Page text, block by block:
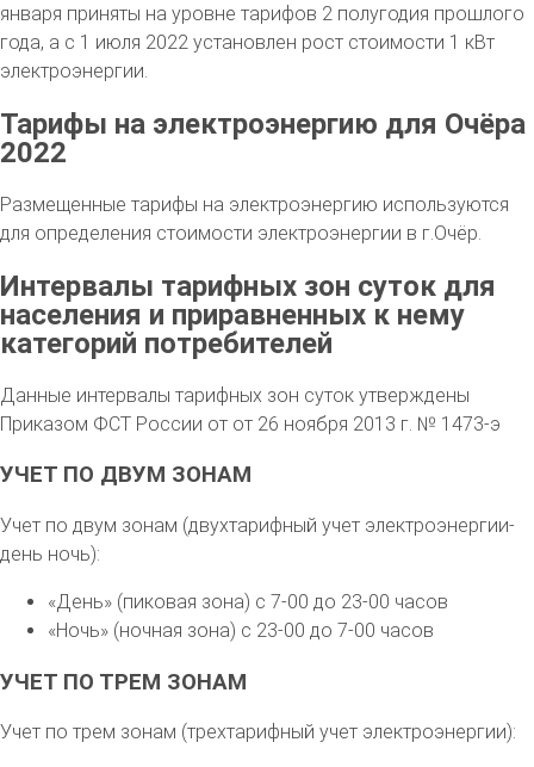
января приняты на уровне тарифов 2 полугодия прошлого
года, а с 1 июля 2022 установлен рост стоимости 1 кВт
электроэнергии.
Тарифы на электроэнергию для Очёра
2022
Размещенные тарифы на электроэнергию используются
для определения стоимости электроэнергии в г.Очёр.
Интервалы тарифных зон суток для
населения и приравненных к нему
категорий потребителей
Данные интервалы тарифных зон суток утверждены
Приказом ФСТ России от от 26 ноября 2013 г. № 1473-э
УЧЕТ ПО ДВУМ ЗОНАМ
Учет по двум зонам (двухтарифный учет электроэнергии-
день ночь):
«День» (пиковая зона) с 7-00 до 23-00 часов
«Ночь» (ночная зона) с 23-00 до 7-00 часов
УЧЕТ ПО ТРЕМ ЗОНАМ
Учет по трем зонам (трехтарифный учет электроэнергии):